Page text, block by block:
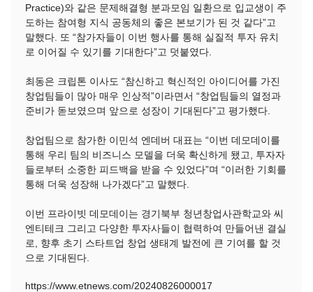
Practice)와 같은 문제해결형 분과모임 일환으로 입교생이 주
도하는 참여형 지식 공동체의 좋은 본보기가 된 것 같다”고
말했다. 또 “참가자들이 이번 행사를 통해 실질적 투자 유치
로 이어질 수 있기를 기대한다”고 덧붙였다.
최동은 크립톤 이사도 “참신하고 혁신적인 아이디어를 가진
창업팀들이 많아 매우 인상적”이라면서 “창업팀들의 열정과
준비가 돋보였으며 앞으로 성장이 기대된다”고 평가했다.
창업팀으로 참가한 이민석 엔데버 대표는 “이번 데모데이를
통해 우리 팀의 비즈니스 모델을 더욱 확신하게 됐고, 투자자
들로부터 소중한 피드백을 받을 수 있었다”며 “이러한 기회를
통해 더욱 성장해 나가겠다”고 말했다.
이번 프라이빗 데모데이는 경기북부 청년창업사관학교와 씨
엔티테크 그리고 다양한 투자사들이 협력하여 만들어낸 결실
로, 향후 초기 스타트업 창업 생태계 발전에 큰 기여를 할 것
으로 기대된다.
https://www.etnews.com/20240826000017